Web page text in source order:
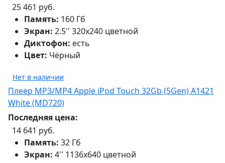
25 461 руб.
Память: 160 Гб
Экран: 2.5'' 320x240 цветной
Диктофон: есть
Цвет: Чёрный
Нет в наличии
Плеер MP3/MP4 Apple iPod Touch 32Gb (5Gen) A1421
White (MD720)
Последняя цена:
14 641 руб.
Память: 32 Гб
Экран: 4'' 1136x640 цветной